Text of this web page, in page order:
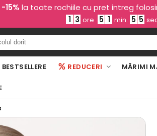
-15% la toate rochiile cu pret intreg
1 3 ore 5 1 min 5 3
BESTSELLERE REDUCERI MĂRIMI